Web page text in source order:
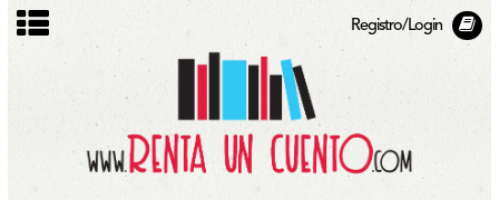
Registro/Login